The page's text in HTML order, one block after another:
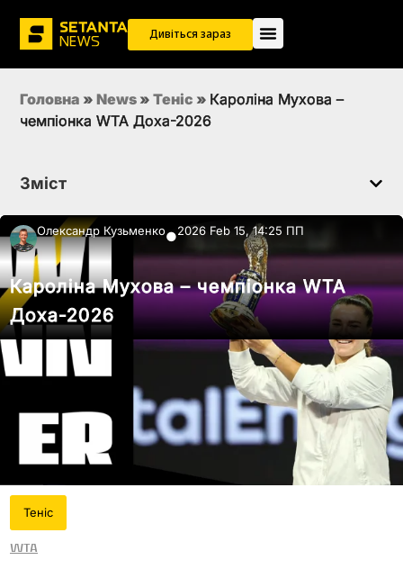
Дивіться зараз
Головна » News » Теніс » Кароліна Мухова –
чемпіонка WTA Доха-2026
Зміст
Олександр Кузьменко●2026 Feb 15, 14:25 ПП
Кароліна Мухова – чемпіонка WTA
Доха-2026
Теніс
WTA